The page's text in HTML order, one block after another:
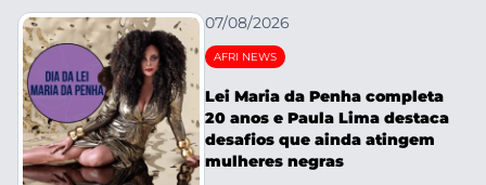
07/08/2026
AFRI NEWS
Lei Maria da Penha completa
20 anos e Paula Lima destaca
desafios que ainda atingem
mulheres negras